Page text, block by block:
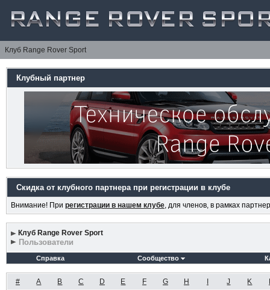
Клуб Range Rover Sport
Клубный партнер
Скидка от клубного партнера при регистрации в клубе
Внимание! При регистрации в нашем клубе, для членов, в рамках
Клуб Range Rover Sport
Пользователи
Справка Сообщество
# A B C D E F G H J K